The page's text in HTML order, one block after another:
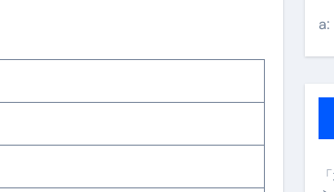
の仕方はコレ！
a: